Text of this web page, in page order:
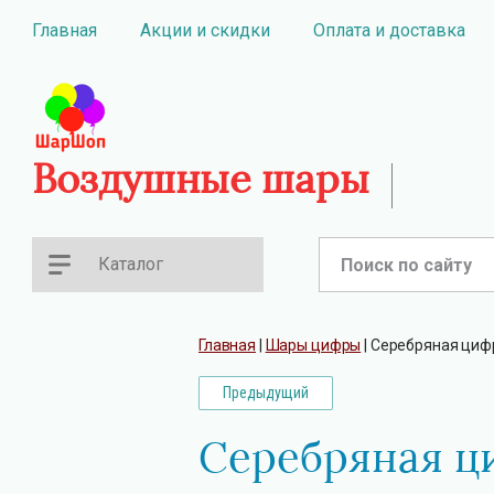
Главная Акции и скидки Оплата и доставка
Воздушные шары
Каталог
Главная Шары цифры Серебряная
Предыдущий
Серебряная